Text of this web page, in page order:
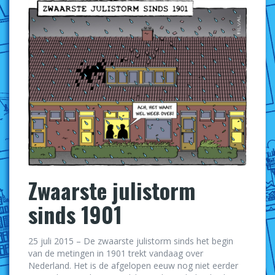
Zwaarste julistorm
sinds 1901
25 juli 2015 – De zwaarste julistorm sinds het begin
van de metingen in 1901 trekt vandaag over
Nederland. Het is de afgelopen eeuw nog niet eerder